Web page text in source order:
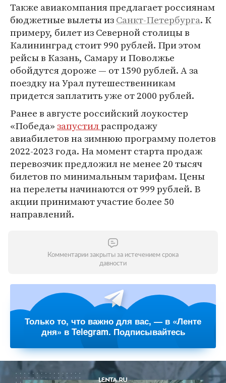
Также авиакомпания предлагает россиянам
бюджетные вылеты изСанкт-Петербурга. К
примеру, билет из Северной столицы в
Калининград стоит 990 рублей. При этом
рейсы в Казань, Самару и Поволжье
обойдутся дороже — от 1590 рублей. А за
поездку на Урал путешественникам
придется заплатить уже от 2000 рублей.
Ранее в августе российский лоукостер
«Победа»запустилраспродажу
авиабилетов на зимнюю программу полетов
2022-2023 года. На момент старта продаж
перевозчик предложил не менее 20 тысяч
билетов по минимальным тарифам. Цены
на перелеты начинаются от 999 рублей. В
акции принимают участие более 50
направлений.
Комментарии закрыты за истечением срока
давности
Только то, что важно для вас, — в «Ленте
дня» в Telegram. Подписывайтесь